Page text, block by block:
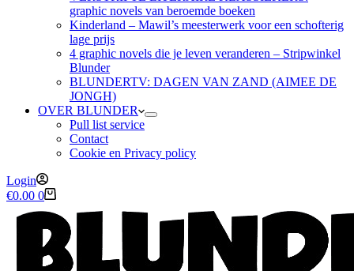
graphic novels van beroemde boeken
Kinderland – Mawil’s meesterwerk voor een schofterig
lage prijs
4 graphic novels die je leven veranderen – Stripwinkel
Blunder
BLUNDERTV: DAGEN VAN ZAND (AIMEE DE
JONGH)
OVER BLUNDER
Pull list service
Contact
Cookie en Privacy policy
Login
Winkelwagen
€0.00 0